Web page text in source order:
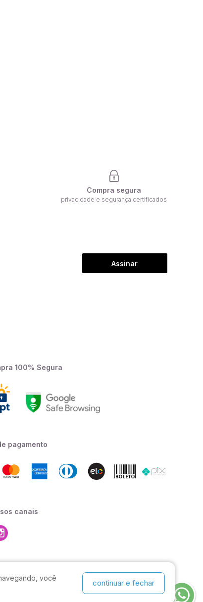
você
continuar e fechar
Compra segura
privacidade e segurança certificados
Assinar
100% Segura
pagamento
canais